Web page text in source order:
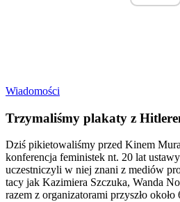
Wiadomości
Trzymaliśmy plakaty z
Dziś pikietowaliśmy przed Kinem
konferencja feministek nt. 20 lat
uczestniczyli w niej znani z mediów
tacy jak Kazimiera Szczuka, Wanda
razem z organizatorami przyszło około